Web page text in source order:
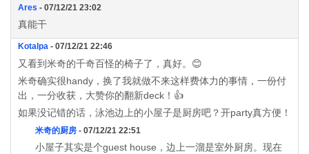
Ares - 07/12/21 23:02
真能干
Kotalpa - 07/12/21 22:46
又看到米奇的千奇百怪的椅子了，真好。😊
米奇确实很handy，换了我就做不来这样费体力的事情，一份付
出，一分收获，大赞你的翻新deck！👍
如果没记错的话，泳池边上的小屋子是厨房吧？开party真方便！
米奇的厨房 - 07/12/21 22:51
小屋子其实是个guest house，边上一溜是室外厨房。现在